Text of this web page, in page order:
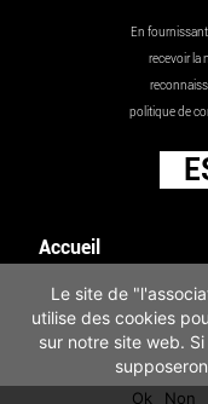
En
recevoir la
politique de
Accueil
Les actualités
Mentions légales
Infos pratiques
Politique de
Le site de
utilise des cookies
sur notre site web.
Ok Non